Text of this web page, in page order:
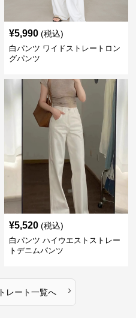
¥5,990 (税込)
白パンツ ワイドストレートロン
グパンツ
¥5,520 (税込)
白パンツ ハイウエストストレー
トデニムパンツ
レート一覧へ ›